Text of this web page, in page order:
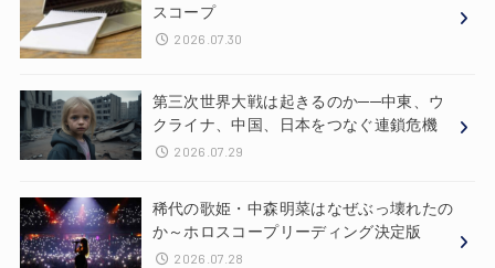
スコープ
2026.07.30
第三次世界大戦は起きるのか──中東、ウ
クライナ、中国、日本をつなぐ連鎖危機
2026.07.29
稀代の歌姫・中森明菜はなぜぶっ壊れたの
か～ホロスコープリーディング決定版
2026.07.28